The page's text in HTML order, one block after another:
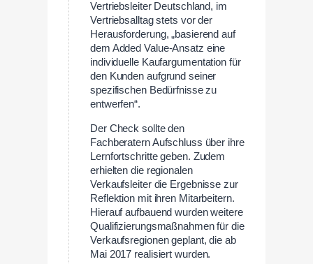
Vertriebsleiter Deutschland, im
Vertriebsalltag stets vor der
Herausforderung, „basierend auf
dem Added Value-Ansatz eine
individuelle Kaufargumentation für
den Kunden aufgrund seiner
spezifischen Bedürfnisse zu
entwerfen“.
Der Check sollte den
Fachberatern Aufschluss über ihre
Lernfortschritte geben. Zudem
erhielten die regionalen
Verkaufsleiter die Ergebnisse zur
Reflektion mit ihren Mitarbeitern.
Hierauf aufbauend wurden weitere
Qualifizierungsmaßnahmen für die
Verkaufsregionen geplant, die ab
Mai 2017 realisiert wurden.